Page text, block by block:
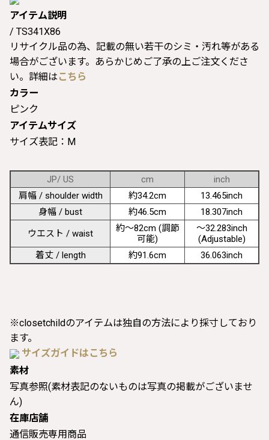
アイテム説明
/ TS341X86
リサイクル品の為、記載の無い若干のシミ・汚れ等がある
場合がございます。あらかじめご了承の上ご注文くださ
い。詳細は こちら
カラー
ピンク
アイテムサイズ
サイズ表記：M
JP/ US cm
inch
肩幅 / shoulder width
約34.2cm
13.465inch
身幅 / bust
約46.5cm
18.307inch
ウエスト / waist
約〜82cm (調節
可能)
〜32.283inch
(Adjustable)
着丈 / length
約91.6cm 36.063inch
※closetchildのアイテムは独自の方法により採寸しており
ます。
サイズガイドはこちら
素材
写真参照(素材表記のないものは写真の掲載がございませ
ん)
在庫店舗
通信販売専用商品